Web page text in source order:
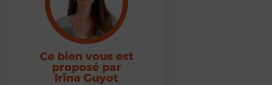
Ce bien vous est
proposé par
Irina Guyot